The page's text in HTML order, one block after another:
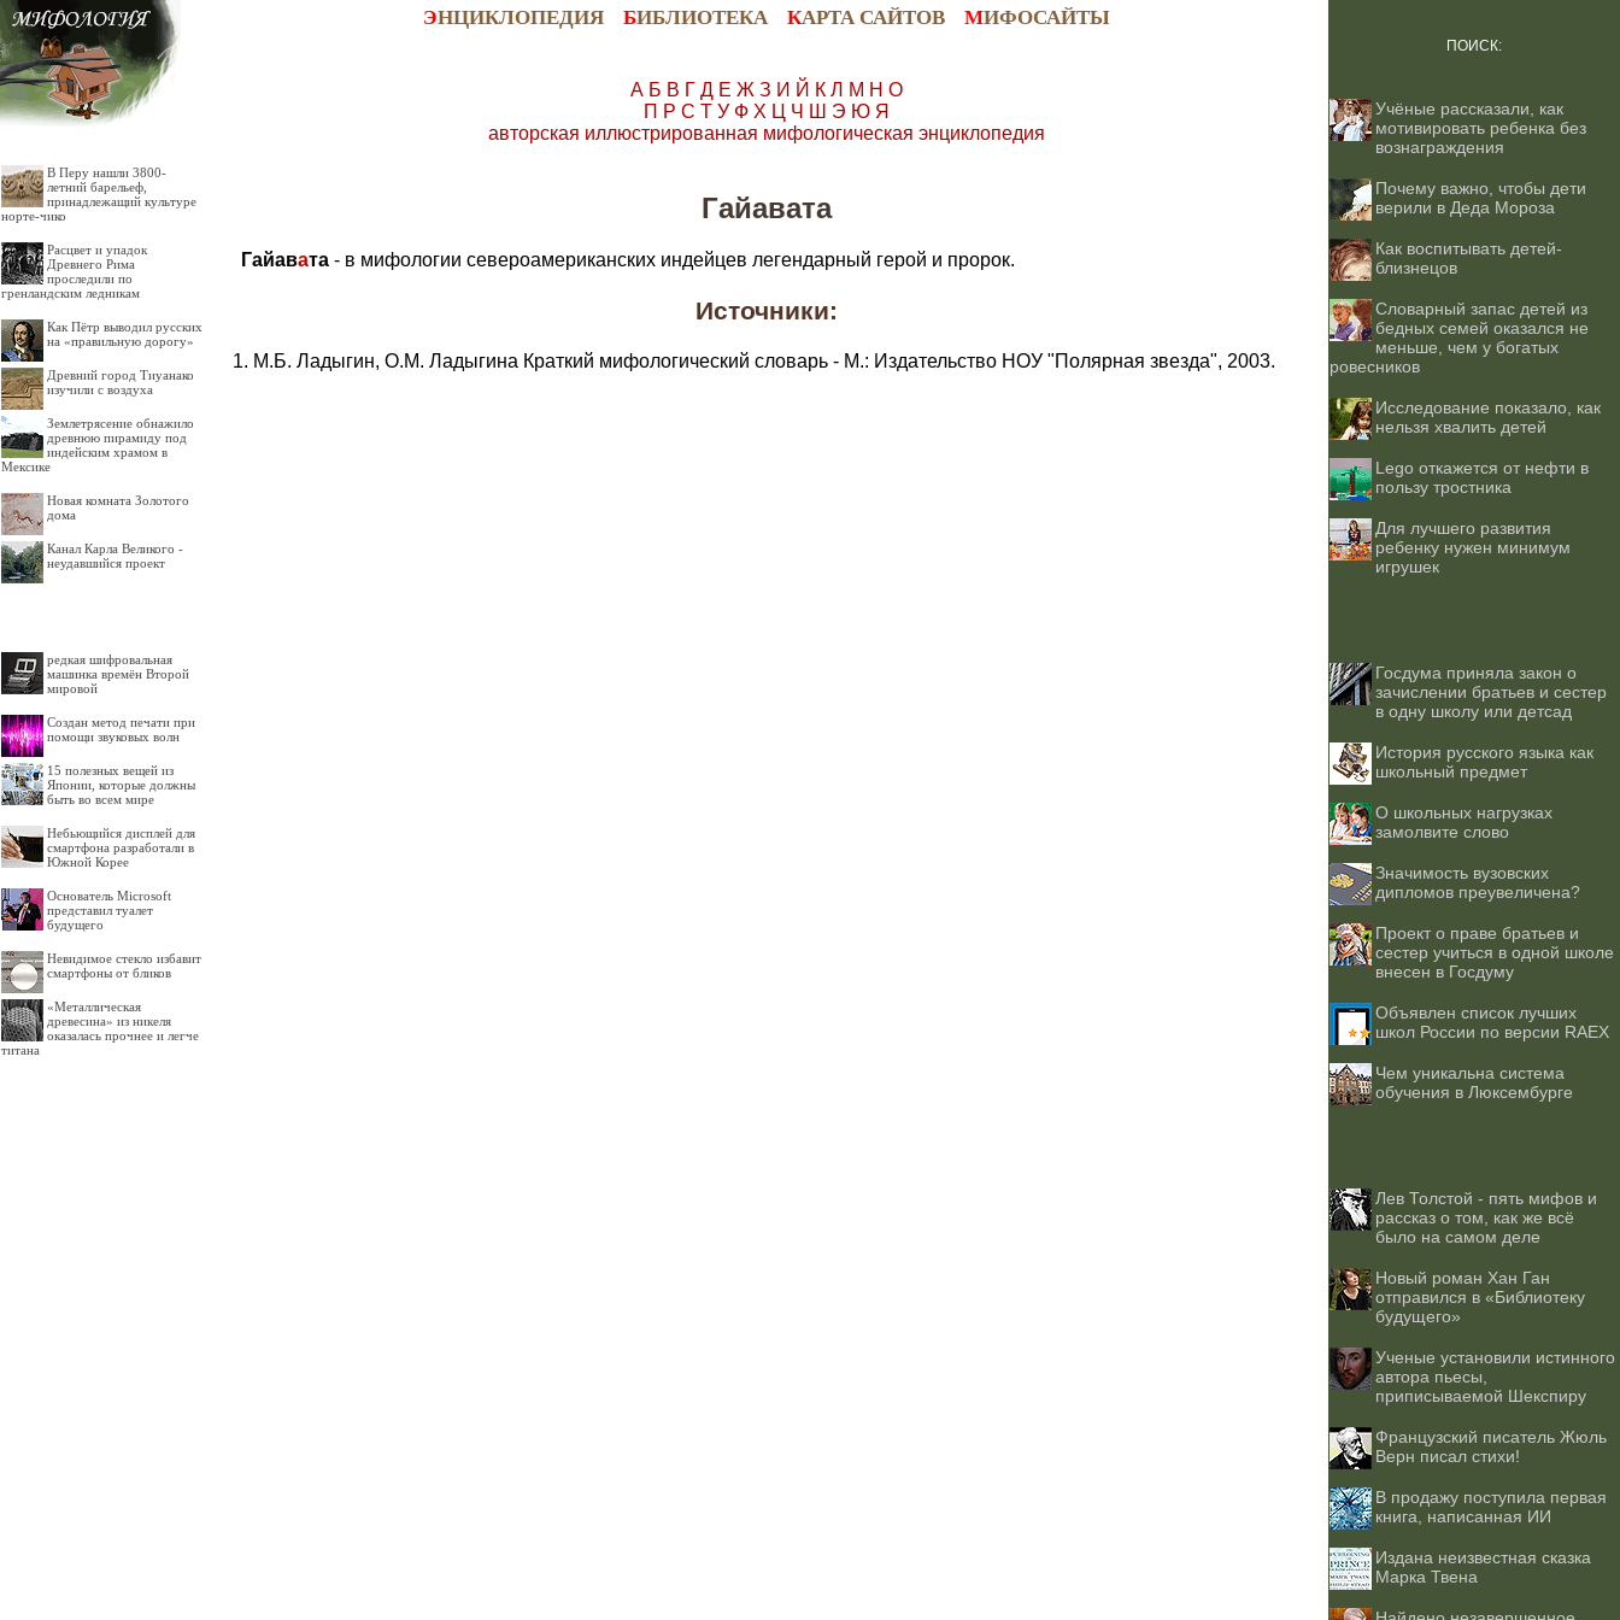
ЭНЦИКЛОПЕДИЯ БИБЛИОТЕКА КАРТА САЙТОВ МИФОСАЙТЫ
В Перу нашли 3800-
летний барельеф,
принадлежащий культуре
норте-чико
Расцвет и упадок
Древнего Рима
проследили по
гренландским ледникам
Как Пётр выводил русских
на «правильную дорогу»
Древний город Тиуанако
изучили с воздуха
Землетрясение обнажило
древнюю пирамиду под
индейским храмом в
Мексике
Новая комната Золотого
дома
Канал Карла Великого -
неудавшийся проект
редкая шифровальная
машинка времён Второй
мировой
Создан метод печати при
помощи звуковых волн
15 полезных вещей из
Японии, которые должны
быть во всем мире
Небьющийся дисплей для
смартфона разработали в
Южной Корее
Основатель Microsoft
представил туалет
будущего
Невидимое стекло избавит
смартфоны от бликов
«Металлическая
древесина» из никеля
оказалась прочнее и легче
титана
А Б В Г Д Е Ж З И Й К Л М Н О
П Р С Т У Ф Х Ц Ч Ш Э Ю Я
авторская иллюстрированная мифологическая энциклопедия
Гайавата
Гайавата - в мифологии североамериканских индейцев легендарный герой и пророк.
Источники:
М.Б. Ладыгин, О.М. Ладыгина Краткий мифологический словарь - М.: Издательство НОУ "Полярная звезда", 2003.
ПОИСК:
Учёные рассказали, как
мотивировать ребенка без
вознаграждения
Почему важно, чтобы дети
верили в Деда Мороза
Как воспитывать детей-
близнецов
Словарный запас детей из
бедных семей оказался не
меньше, чем у богатых
ровесников
Исследование показало, как
нельзя хвалить детей
Lego откажется от нефти в
пользу тростника
Для лучшего развития
ребенку нужен минимум
игрушек
Госдума приняла закон о
зачислении братьев и сестер
в одну школу или детсад
История русского языка как
школьный предмет
О школьных нагрузках
замолвите слово
Значимость вузовских
дипломов преувеличена?
Проект о праве братьев и
сестер учиться в одной школе
внесен в Госдуму
Объявлен список лучших
школ России по версии RAEX
Чем уникальна система
обучения в Люксембурге
Лев Толстой - пять мифов и
рассказ о том, как же всё
было на самом деле
Новый роман Хан Ган
отправился в «Библиотеку
будущего»
Ученые установили истинного
автора пьесы,
приписываемой Шекспиру
Французский писатель Жюль
Верн писал стихи!
В продажу поступила первая
книга, написанная ИИ
Издана неизвестная сказка
Марка Твена